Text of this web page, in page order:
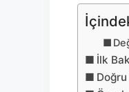
İlk
Doğru